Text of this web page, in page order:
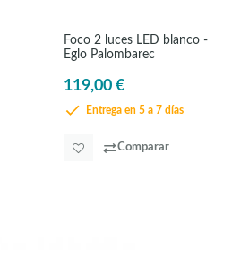
Foco 2 luces LED blanco -
Eglo Palombarec
119,00 €
Entrega en 5 a 7 días
Comparar